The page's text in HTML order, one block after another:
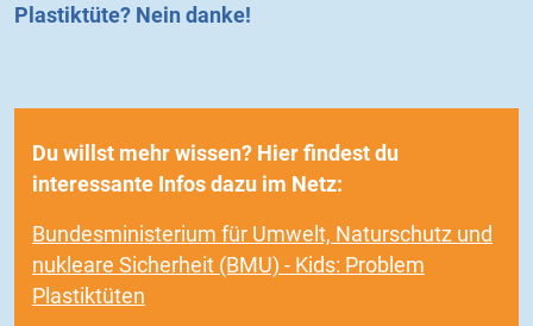
Plastiktüte? Nein danke!
Du willst mehr wissen? Hier findest du
interessante Infos dazu im Netz:
Bundesministerium für Umwelt, Naturschutz und
nukleare Sicherheit (BMU) - Kids: Problem
Plastiktüten